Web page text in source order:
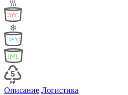
Описание Логистика